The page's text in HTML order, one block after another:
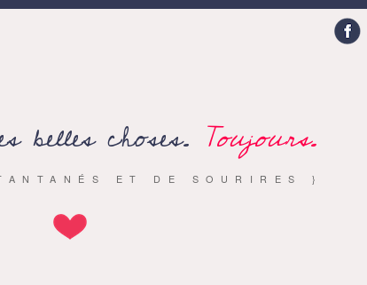
belles choses. Toujours.
ET DE SOURIRES }